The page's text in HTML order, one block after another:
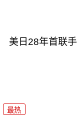
美日28年首联
最热